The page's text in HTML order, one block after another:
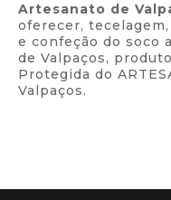
Artesanato de
oferecer,
e confeção do soco
de Valpaços,
Protegida do
Valpaços.